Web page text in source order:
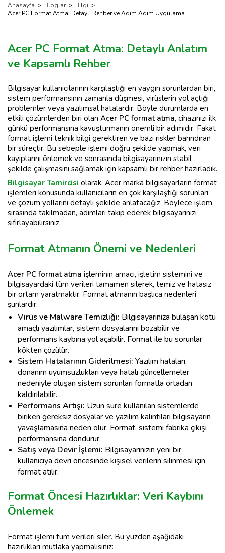
Anasayfa > Bloglar > Bilgi >
Acer PC Format Atma: Detaylı Rehber ve Adım Adım Uygulama
Acer PC Format Atma: Detaylı Anlatım
ve Kapsamlı Rehber
Bilgisayar kullanıcılarının karşılaştığı en yaygın sorunlardan biri,
sistem performansının zamanla düşmesi, virüslerin yol açtığı
problemler veya yazılımsal hatalardır. Böyle durumlarda en
etkili çözümlerden biri olan Acer PC format atma, cihazınızı ilk
günkü performansına kavuşturmanın önemli bir adımıdır. Fakat
format işlemi teknik bilgi gerektiren ve bazı riskler barındıran
bir süreçtir. Bu sebeple işlemi doğru şekilde yapmak, veri
kayıplarını önlemek ve sonrasında bilgisayarınızın stabil
şekilde çalışmasını sağlamak için kapsamlı bir rehber hazırladık.
Bilgisayar Tamircisi olarak, Acer marka bilgisayarların format
işlemleri konusunda kullanıcıların en çok karşılaştığı sorunları
ve çözüm yollarını detaylı şekilde anlatacağız. Böylece işlem
sırasında takılmadan, adımları takip ederek bilgisayarınızı
sıfırlayabilirsiniz.
Format Atmanın Önemi ve Nedenleri
Acer PC format atma işleminin amacı, işletim sistemini ve
bilgisayardaki tüm verileri tamamen silerek, temiz ve hatasız
bir ortam yaratmaktır. Format atmanın başlıca nedenleri
şunlardır:
Virüs ve Malware Temizliği: Bilgisayarınıza bulaşan kötü
amaçlı yazılımlar, sistem dosyalarını bozabilir ve
performans kaybına yol açabilir. Format ile bu sorunlar
kökten çözülür.
Sistem Hatalarının Giderilmesi: Yazılım hataları,
donanım uyumsuzlukları veya hatalı güncellemeler
nedeniyle oluşan sistem sorunları formatla ortadan
kaldırılabilir.
Performans Artışı: Uzun süre kullanılan sistemlerde
biriken gereksiz dosyalar ve yazılım kalıntıları bilgisayarın
yavaşlamasına neden olur. Format, sistemi fabrika çıkışı
performansına döndürür.
Satış veya Devir İşlemi: Bilgisayarınızın yeni bir
kullanıcıya devri öncesinde kişisel verilerin silinmesi için
format atılır.
Format Öncesi Hazırlıklar: Veri Kaybını
Önlemek
Format işlemi tüm verileri siler. Bu yüzden aşağıdaki
hazırlıkları mutlaka yapmalısınız: